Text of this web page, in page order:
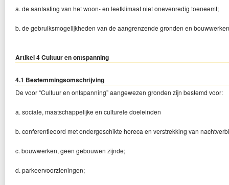
a. de aantasting van het woon- en leefklimaat niet onevenredig toeneemt;
b. de gebruiksmogelijkheden van de aangrenzende gronden en
Artikel 4 Cultuur en ontspanning
4.1 Bestemmingsomschrijving
De voor “Cultuur en ontspanning” aangewezen gronden zijn bestemd voor:
a. sociale, maatschappelijke en culturele doeleinden
b. conferentieoord met ondergeschikte horeca en verstrekking van
c. bouwwerken, geen gebouwen zijnde;
d. parkeervoorzieningen;